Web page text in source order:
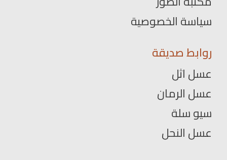
سياسة الخصوصية
روابط صديقة
عسل اثل
عسل الرمان
سيو سلة
عسل النحل